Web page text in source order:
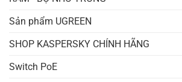
Sản phẩm UGREEN
SHOP KASPERSKY CHÍNH HÃNG
Switch PoE